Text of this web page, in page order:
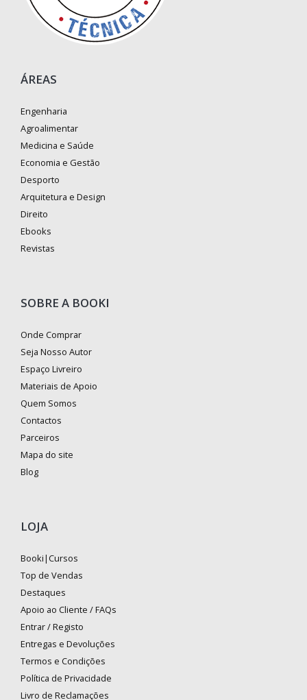
ÁREAS
Engenharia
Agroalimentar
Medicina e Saúde
Economia e Gestão
Desporto
Arquitetura e Design
Direito
Ebooks
Revistas
SOBRE A BOOKI
Onde Comprar
Seja Nosso Autor
Espaço Livreiro
Materiais de Apoio
Quem Somos
Contactos
Parceiros
Mapa do site
Blog
LOJA
Booki|Cursos
Top de Vendas
Destaques
Apoio ao Cliente / FAQs
Entrar / Registo
Entregas e Devoluções
Termos e Condições
Política de Privacidade
Livro de Reclamações